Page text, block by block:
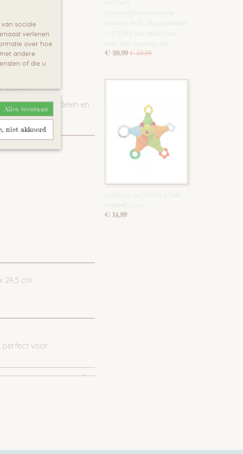
klimmen
(niet
3 jaar
onderdelen en
24,5 cm
perfect voor
MKRWS
Afstandsbestuurbare
Houten Auto Bouwpakket
– STEM Educatief Doe-
Het-Zelf Speelgoed
€ 20,99 € 29,99
LORELLI ACTIVITY STAR
RAMMELAAR
€ 14,99
sociale
verlenen
over hoe
andere
of die u
Alles toestaan
niet akkoord